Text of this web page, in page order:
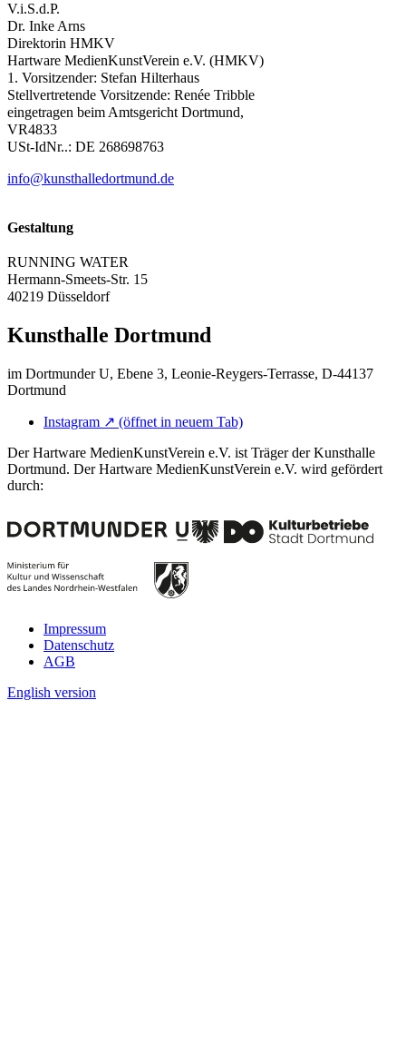
V.i.S.d.P.
Dr. Inke Arns
Direktorin HMKV
Hartware MedienKunstVerein e.V. (HMKV)
1. Vorsitzender: Stefan Hilterhaus
Stellvertretende Vorsitzende: Renée Tribble
eingetragen beim Amtsgericht Dortmund,
VR4833
USt-IdNr..: DE 268698763
info@kunsthalledortmund.de
Gestaltung
RUNNING WATER
Hermann-Smeets-Str. 15
40219 Düsseldorf
Kunsthalle Dortmund
im Dortmunder U, Ebene 3, Leonie-Reygers-Terrasse, D-44137
Dortmund
Instagram ↗ (öffnet in neuem Tab)
Der Hartware MedienKunstVerein e.V. ist Träger der Kunsthalle
Dortmund. Der Hartware MedienKunstVerein e.V. wird gefördert
durch:
Impressum
Datenschutz
AGB
English version